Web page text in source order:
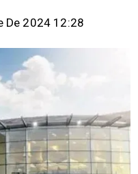
De 2024 12:28